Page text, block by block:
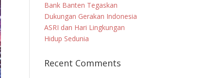
Bank Banten Tegaskan
Dukungan Gerakan Indonesia
ASRI dan Hari Lingkungan
Hidup Sedunia
Recent Comments